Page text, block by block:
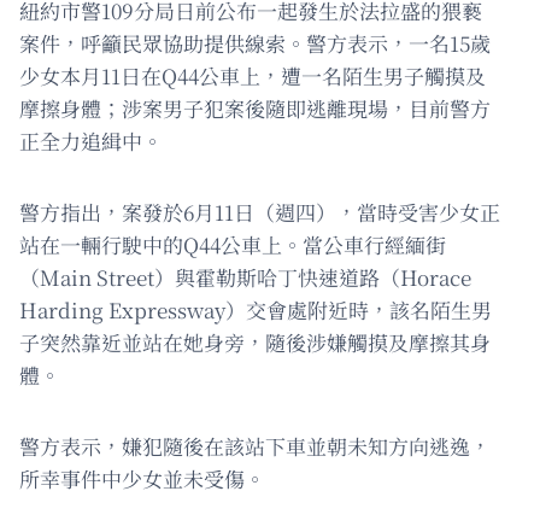
紐約市警109分局日前公布一起發生於法拉盛的猥褻
案件，呼籲民眾協助提供線索。警方表示，一名15歲
少女本月11日在Q44公車上，遭一名陌生男子觸摸及
摩擦身體；涉案男子犯案後隨即逃離現場，目前警方
正全力追緝中。
警方指出，案發於6月11日（週四），當時受害少女正
站在一輛行駛中的Q44公車上。當公車行經緬街
（Main Street）與霍勒斯哈丁快速道路（Horace
Harding Expressway）交會處附近時，該名陌生男
子突然靠近並站在她身旁，隨後涉嫌觸摸及摩擦其身
體。
警方表示，嫌犯隨後在該站下車並朝未知方向逃逸，
所幸事件中少女並未受傷。